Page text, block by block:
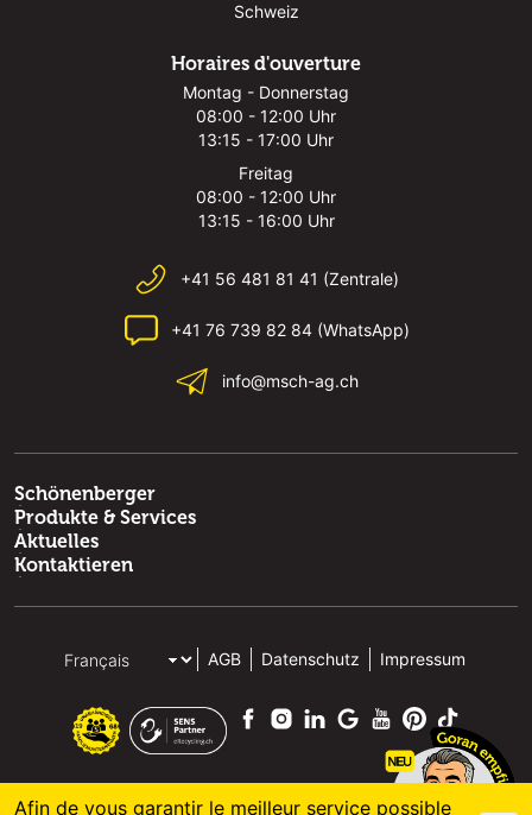
Schweiz
Horaires d'ouverture
Montag - Donnerstag
08:00 - 12:00 Uhr
13:15 - 17:00 Uhr
Freitag
08:00 - 12:00 Uhr
13:15 - 16:00 Uhr
+41 56 481 81 41 (Zentrale)
+41 76 739 82 84 (WhatsApp)
info@msch-ag.ch
Schönenberger
Produkte & Services
Aktuelles
Kontaktieren
AGB Datenschutz Impressum
Afin de vous garantir le meilleur service possible